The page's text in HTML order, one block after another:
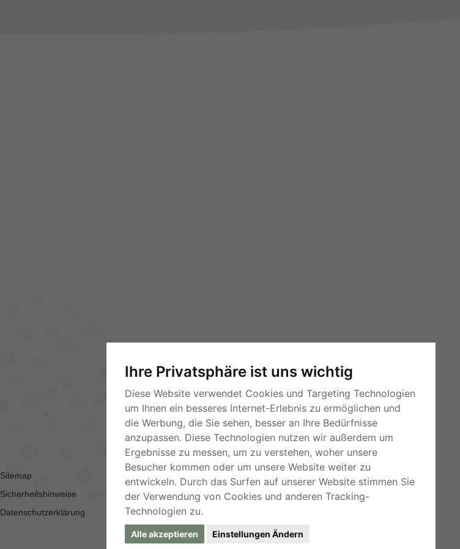
Ihre Privatsphäre ist uns wichtig
Diese Website verwendet Cookies und Targeting Technologien
um Ihnen ein besseres Internet-Erlebnis zu ermöglichen und
die Werbung, die Sie sehen, besser an Ihre Bedürfnisse
anzupassen. Diese Technologien nutzen wir außerdem um
Ergebnisse zu messen, um zu verstehen, woher unsere
Besucher kommen oder um unsere Website weiter zu
entwickeln. Durch das Surfen auf unserer Website stimmen Sie
der Verwendung von Cookies und anderen Tracking-
Technologien zu.
Alle akzeptieren Einstellungen Ändern
Sitemap
Sicherheitshinweise
Datenschutzerklärung
Kontakt
Impressum
Für Webmaster